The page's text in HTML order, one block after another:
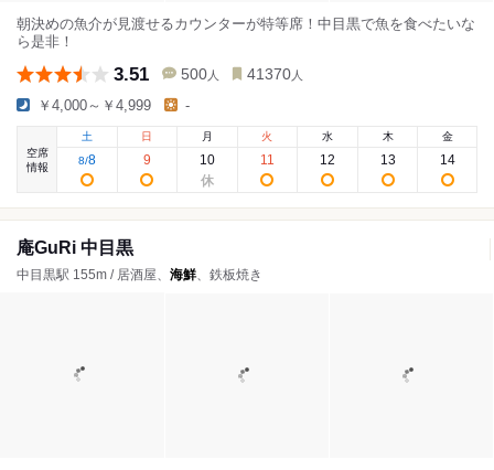
朝決めの魚介が見渡せるカウンターが特等席！中目黒で魚を食べたいな
ら是非！
3.51 500 人 41370 人
￥4,000～￥4,999 -
空席
情報
土
8/8
日
9
月
10
火
11
水
12
木
13
金
14
庵GuRi 中目黒
中目黒駅 155m / 居酒屋、 海鮮、鉄板焼き